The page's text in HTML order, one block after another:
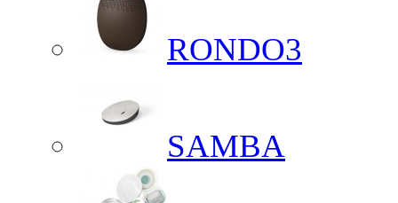
RONDO3
SAMBA